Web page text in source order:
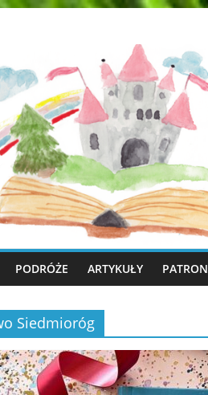
PODRÓŻE ARTYKUŁY
Siedmioróg